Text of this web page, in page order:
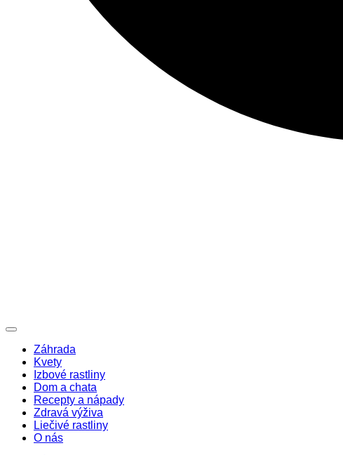
Záhrada
Kvety
Izbové rastliny
Dom a chata
Recepty a nápady
Zdravá výživa
Liečivé rastliny
O nás